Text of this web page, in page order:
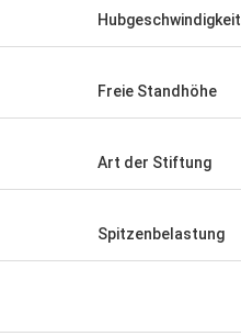
Hubgeschwindigkeit
Freie Standhöhe
Art der Stiftung
Spitzenbelastung